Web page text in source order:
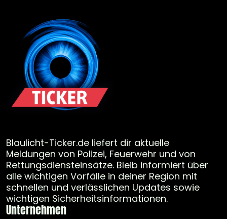
Blaulicht-Ticker.de liefert dir aktuelle
Meldungen von Polizei, Feuerwehr und von
Rettungsdiensteinsätze. Bleib informiert über
alle wichtigen Vorfälle in deiner Region mit
schnellen und verlässlichen Updates sowie
wichtigen Sicherheitsinformationen.
Unternehmen